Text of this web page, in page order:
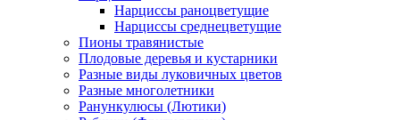
Нарциссы раноцветущие
Нарциссы среднецветущие
Пионы травянистые
Плодовые деревья и кустарники
Разные виды луковичных цветов
Разные многолетники
Ранункулюсы (Лютики)